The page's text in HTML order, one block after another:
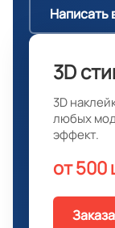
Написать
3D
3D
любых
эффект.
от 500